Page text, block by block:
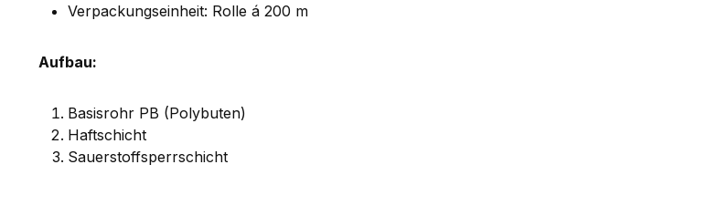
Verpackungseinheit: Rolle á 200 m
Aufbau:
Basisrohr PB (Polybuten)
Haftschicht
Sauerstoffsperrschicht